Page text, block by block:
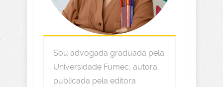
Sou advogada graduada pela
Universidade Fumec, autora
publicada pela editora